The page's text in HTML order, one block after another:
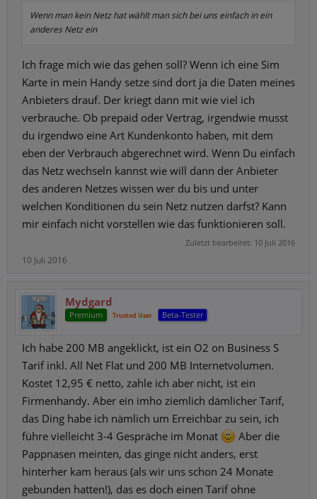
Wenn man kein Netz hat wählt man sich bei uns einfach in ein
anderes Netz ein
Ich frage mich wie das gehen soll? Wenn ich eine Sim
Karte in mein Handy setze sind dort ja die Daten meines
Anbieters drauf. Der kriegt dann mit wie viel ich
verbrauche. Ob prepaid oder Vertrag, irgendwie musst
du irgendwo eine Art Kundenkonto haben, mit dem
eben der Verbrauch abgerechnet wird. Wenn Du einfach
das Netz wechseln kannst wie will dann der Anbieter
des anderen Netzes wissen wer du bis und unter
welchen Konditionen du sein Netz nutzen darfst? Kann
mir einfach nicht vorstellen wie das funktionieren soll.
Zuletzt bearbeitet: 10 Juli 2016
10 Juli 2016
Mydgard
Premium Trusted User Beta-Tester
Ich habe 200 MB angeklickt, ist ein O2 on Business S
Tarif inkl. All Net Flat und 200 MB Internetvolumen.
Kostet 12,95 € netto, zahle ich aber nicht, ist ein
Firmenhandy. Aber ein imho ziemlich dämlicher Tarif,
das Ding habe ich nämlich um Erreichbar zu sein, ich
führe vielleicht 3-4 Gespräche im Monat
Aber die
Pappnasen meinten, das ginge nicht anders, erst
hinterher kam heraus (als wir uns schon 24 Monate
gebunden hatten!), das es doch einen Tarif ohne